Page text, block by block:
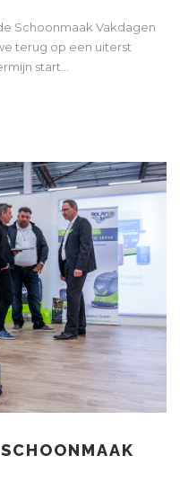
Schoonmaak Vakdagen
terug op een uiterst
start...